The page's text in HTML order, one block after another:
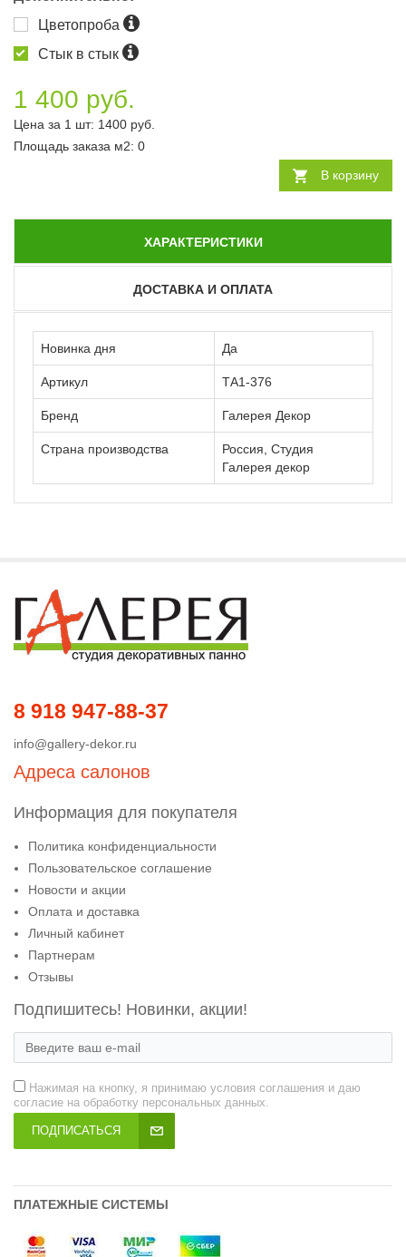
Цветопроба
Стык в стык
1 400 руб.
Цена за 1 шт: 1400 руб.
Площадь заказа м2: 0
В корзину
ХАРАКТЕРИСТИКИ
ДОСТАВКА И ОПЛАТА
Новинка дня Да
Артикул ТА1-376
Бренд Галерея Декор
Страна производства
Россия, Студия
Галерея декор
8 918 947-88-37
info@gallery-dekor.ru
Адреса салонов
Информация для покупателя
Политика конфиденциальности
Пользовательское соглашение
Новости и акции
Оплата и доставка
Личный кабинет
Партнерам
Отзывы
Подпишитесь! Новинки, акции!
Нажимая на кнопку, я принимаю условия соглашения и даю
согласие на обработку персональных данных.
ПОДПИСАТЬСЯ
ПЛАТЕЖНЫЕ СИСТЕМЫ